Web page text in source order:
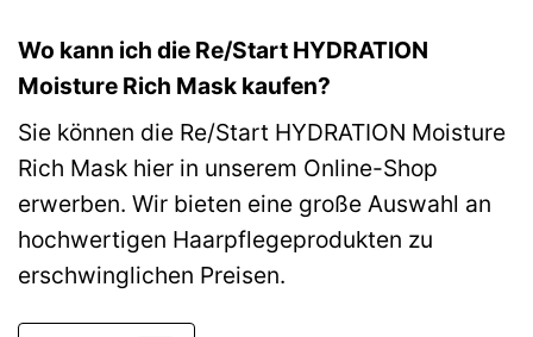
Wo kann ich die Re/Start HYDRATION
Moisture Rich Mask kaufen?
Sie können die Re/Start HYDRATION Moisture
Rich Mask hier in unserem Online-Shop
erwerben. Wir bieten eine große Auswahl an
hochwertigen Haarpflegeprodukten zu
erschwinglichen Preisen.